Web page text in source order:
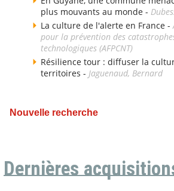
plus mouvants au monde -
La culture de l'alerte en France -
pour la prévention des
technologiques (AFPCNT)
Résilience tour : diffuser la
territoires - Jaguenaud, Bernard
Nouvelle recherche
Dernières